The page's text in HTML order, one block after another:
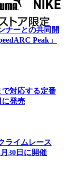
ナーとの共同開
Peak」
対応する定番
に発売
ライムレース
30日に開催